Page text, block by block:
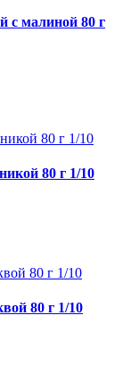
малиной 80 г
80 г 1/10
80 г 1/10